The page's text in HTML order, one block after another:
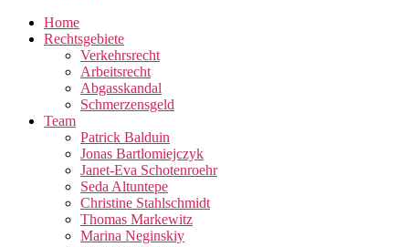
Home
Rechtsgebiete
Verkehrsrecht
Arbeitsrecht
Abgasskandal
Schmerzensgeld
Team
Patrick Balduin
Jonas Bartlomiejczyk
Janet-Eva Schotenroehr
Seda Altuntepe
Christine Stahlschmidt
Thomas Markewitz
Marina Neginskiy